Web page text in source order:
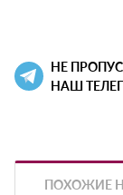
НЕ
НАШ
ПОХОЖИЕ